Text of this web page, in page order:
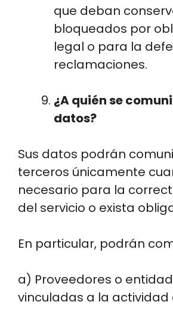
que deban
bloqueados por
legal o para la
reclamaciones.
¿A quién se
datos?
Sus datos podrán
terceros únicamente
necesario para la
del servicio o exista
En particular, podrán
a) Proveedores o
vinculadas a la